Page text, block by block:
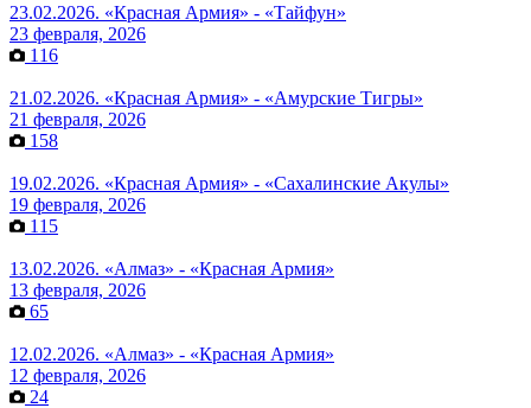
23.02.2026. «Красная Армия» - «Тайфун»
23 февраля, 2026
116
21.02.2026. «Красная Армия» - «Амурские Тигры»
21 февраля, 2026
158
19.02.2026. «Красная Армия» - «Сахалинские Акулы»
19 февраля, 2026
115
13.02.2026. «Алмаз» - «Красная Армия»
13 февраля, 2026
65
12.02.2026. «Алмаз» - «Красная Армия»
12 февраля, 2026
24